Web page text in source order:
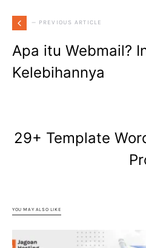
— PREVIOUS ARTICLE
Apa itu Webmail?
Kelebihannya
29+ Template
YOU MAY ALSO LIKE